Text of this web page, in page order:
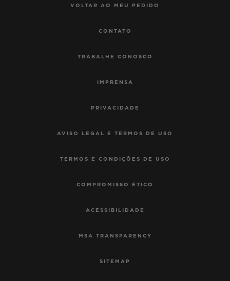
VOLTAR AO MEU PEDIDO
CONTATO
TRABALHE CONOSCO
IMPRENSA
PRIVACIDADE
AVISO LEGAL E TERMOS DE USO
TERMOS E CONDIÇÕES DE USO
COMPROMISSO ÉTICO
ACESSIBILIDADE
MSA TRANSPARENCY
SITEMAP